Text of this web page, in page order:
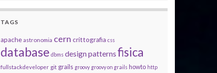
TAGS
apache astronomia cern crittografia css
database dbms design patterns fisica
fullstackdeveloper git grails groovy groovy on grails howto http